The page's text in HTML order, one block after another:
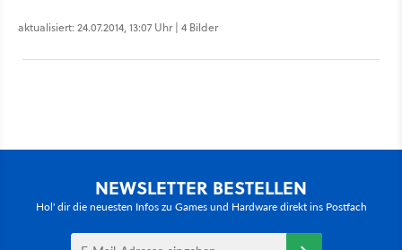
aktualisiert: 24.07.2014, 13:07 Uhr | 4 Bilder
NEWSLETTER BESTELLEN
Hol' dir die neuesten Infos zu Games und Hardware direkt ins Postfach